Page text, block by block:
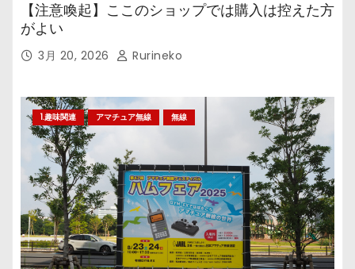
【注意喚起】ここのショップでは購入は控えた方
がよい
3月 20, 2026 Rurineko
1.趣味関連 アマチュア無線 無線